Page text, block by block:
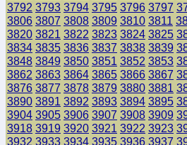
3792 3793 3794 3795 3796 3797
3806 3807 3808 3809 3810 3811
3820 3821 3822 3823 3824 3825
3834 3835 3836 3837 3838 3839
3848 3849 3850 3851 3852 3853
3862 3863 3864 3865 3866 3867
3876 3877 3878 3879 3880 3881
3890 3891 3892 3893 3894 3895
3904 3905 3906 3907 3908 3909
3918 3919 3920 3921 3922 3923
3932 3933 3934 3935 3936 3937